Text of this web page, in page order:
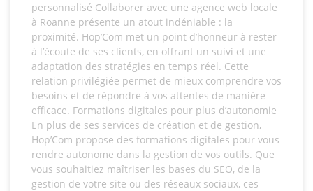
personnalisé Collaborer avec une agence web locale
à Roanne présente un atout indéniable : la
proximité. Hop’Com met un point d’honneur à rester
à l’écoute de ses clients, en offrant un suivi et une
adaptation des stratégies en temps réel. Cette
relation privilégiée permet de mieux comprendre vos
besoins et de répondre à vos attentes de manière
efficace. Formations digitales pour plus d’autonomie
En plus de ses services de création et de gestion,
Hop’Com propose des formations digitales pour vous
rendre autonome dans la gestion de vos outils. Que
vous souhaitiez maîtriser les bases du SEO, de la
gestion de votre site ou des réseaux sociaux, ces